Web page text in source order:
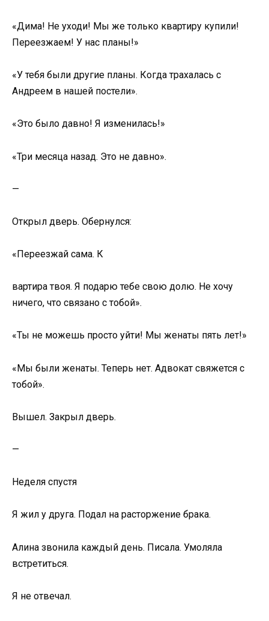
«Дима! Не уходи! Мы же только квартиру купили!
Переезжаем! У нас планы!»
«У тебя были другие планы. Когда трахалась с
Андреем в нашей постели».
«Это было давно! Я изменилась!»
«Три месяца назад. Это не давно».
—
Открыл дверь. Обернулся:
«Переезжай сама. К
вартира твоя. Я подарю тебе свою долю. Не хочу
ничего, что связано с тобой».
«Ты не можешь просто уйти! Мы женаты пять лет!»
«Мы были женаты. Теперь нет. Адвокат свяжется с
тобой».
Вышел. Закрыл дверь.
—
Неделя спустя
Я жил у друга. Подал на расторжение брака.
Алина звонила каждый день. Писала. Умоляла
встретиться.
Я не отвечал.